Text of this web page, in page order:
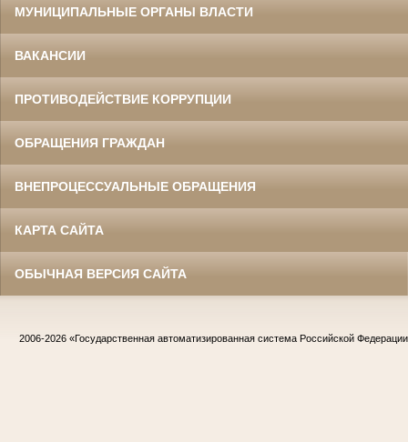
МУНИЦИПАЛЬНЫЕ ОРГАНЫ ВЛАСТИ
ВАКАНСИИ
ПРОТИВОДЕЙСТВИЕ КОРРУПЦИИ
ОБРАЩЕНИЯ ГРАЖДАН
ВНЕПРОЦЕССУАЛЬНЫЕ ОБРАЩЕНИЯ
КАРТА САЙТА
ОБЫЧНАЯ ВЕРСИЯ САЙТА
2006-2026 «Государственная автоматизированная система Российской